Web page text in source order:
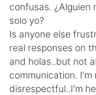
Tiếng Việt
confusas. ¿Alguien
solo yo?
Is anyone else
real responses on
and holas..but not
communication.
disrespectful..I'm